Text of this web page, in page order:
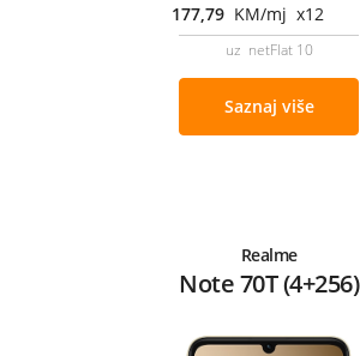
177,79 KM/mj x12
uz netFlat 10
Saznaj više
Realme
Note 70T (4+256)